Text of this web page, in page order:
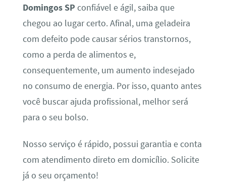
Domingos SP confiável e ágil, saiba que
chegou ao lugar certo. Afinal, uma geladeira
com defeito pode causar sérios transtornos,
como a perda de alimentos e,
consequentemente, um aumento indesejado
no consumo de energia. Por isso, quanto antes
você buscar ajuda profissional, melhor será
para o seu bolso.
Nosso serviço é rápido, possui garantia e conta
com atendimento direto em domicílio. Solicite
já o seu orçamento!